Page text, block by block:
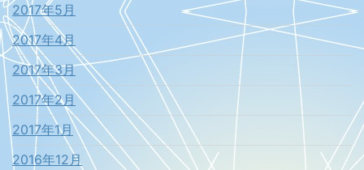
2017年5月
2017年4月
2017年3月
2017年2月
2017年1月
2016年12月